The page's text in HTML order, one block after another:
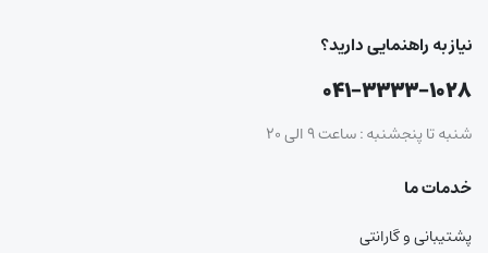
نیاز به راهنمایی دارید؟
۰۴۱-۳۳۳۳-۱۰۲۸
شنبه تا پنجشنبه : ساعت ۹ الی ۲۰
خدمات ما
پشتیبانی و گارانتی